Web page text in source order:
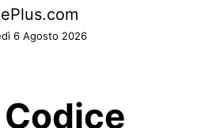
6 Agosto 2026